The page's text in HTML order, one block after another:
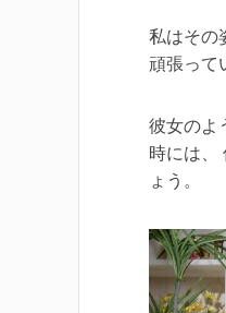
私はその
頑張って
彼女のよ
時には、
ょう。